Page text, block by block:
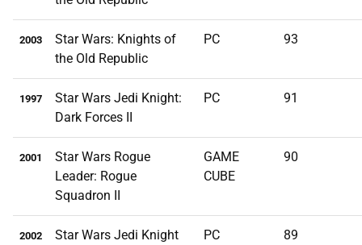
2003
Star Wars: Knights of
the Old Republic
PC 93
1997
Star Wars Jedi Knight:
Dark Forces II
PC 91
2001
Star Wars Rogue
Leader: Rogue
Squadron II
GAME
CUBE
90
2002
Star Wars Jedi Knight
PC 89